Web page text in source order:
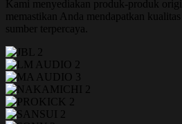
Kami menyediakan produk-produk
memastikan Anda mendapatkan
sumber terpercaya.